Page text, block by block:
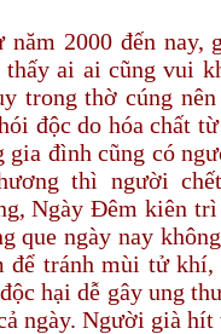
2000 đến nay,
thấy ai ai cũng vui
trong thờ cúng
độc do hóa chất
gia đình cũng có
thì người
Ngày Đêm kiên
que ngày nay
để tránh mùi tử khí,
hại dễ gây ung
ngày. Người già